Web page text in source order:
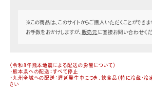
※この商品は、このサイトからご購入いただくことができま
お手数をおかけしますが、
販売元 に直接お問い合わせくだ
〈令和8年熊本地震による配送の影響について〉
・熊本県への配送：すべて停止
・九州全域への配送：遅延発生中につき、飲食品（特に冷蔵・冷
さい